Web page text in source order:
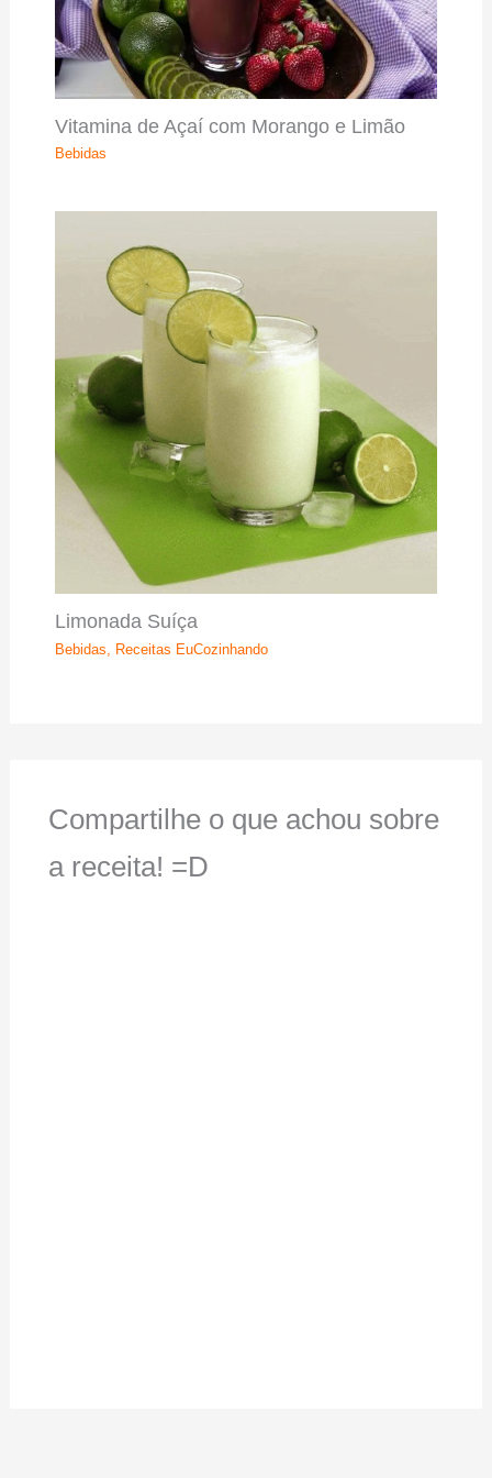
Vitamina de Açaí com Morango e Limão
Bebidas
Limonada Suíça
Bebidas Receitas EuCozinhando
Compartilhe o que achou sobre
a receita! =D